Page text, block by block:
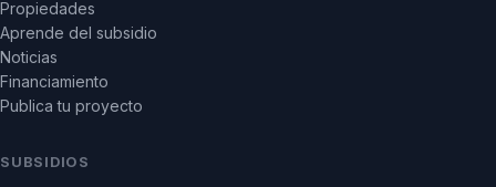
Propiedades
Aprende del subsidio
Noticias
Financiamiento
Publica tu proyecto
SUBSIDIOS